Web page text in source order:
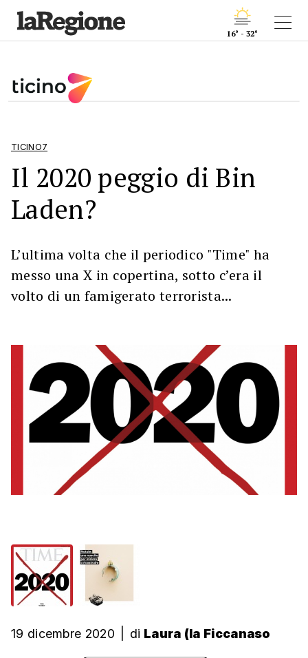
16° - 32°
TICINO7
Il 2020 peggio di Bin
Laden?
L’ultima volta che il periodico "Time" ha
messo una X in copertina, sotto c’era il
volto di un famigerato terrorista...
19 dicembre 2020 di Laura (la Ficcanaso